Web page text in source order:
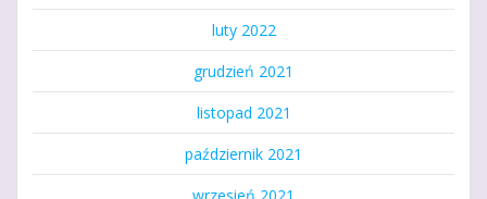
luty 2022
grudzień 2021
listopad 2021
październik 2021